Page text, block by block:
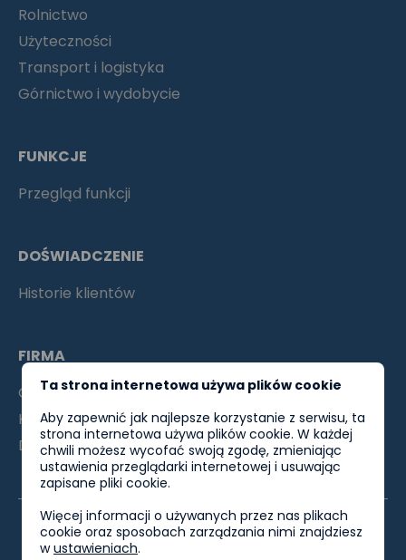
Rolnictwo
Użyteczności
Transport i logistyka
Górnictwo i wydobycie
FUNKCJE
Przegląd funkcji
DOŚWIADCZENIE
Historie klientów
FIRMA
O nas
Kontakty
Dla partnerów
Ta strona internetowa używa plików cookie
Aby zapewnić jak najlepsze korzystanie z serwisu, ta
strona internetowa używa plików cookie. W każdej
chwili możesz wycofać swoją zgodę, zmieniając
ustawienia przeglądarki internetowej i usuwając
zapisane pliki cookie.
Więcej informacji o używanych przez nas plikach
cookie oraz sposobach zarządzania nimi znajdziesz
wustawieniach.